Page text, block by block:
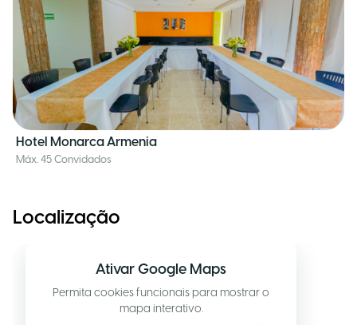
Hotel Monarca Armenia
Máx. 45 Convidados
Localização
Ativar Google Maps
Permita cookies funcionais para mostrar o
mapa interativo.